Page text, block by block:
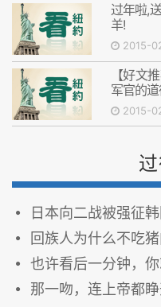
过年啦,
羊!
2015-
【好文
军官的
2015-
日本向二战被强征
回族人为什么不吃
也许看后一分钟，
那一吻，连上帝都